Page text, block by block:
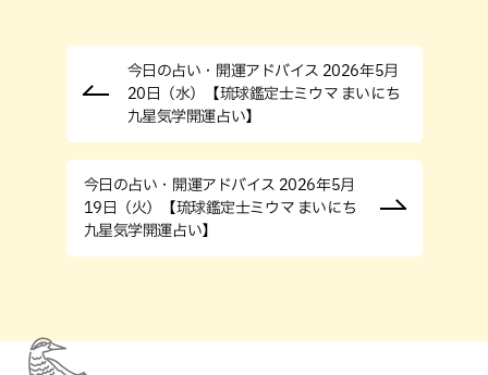
今日の占い・開運アドバイス 2026年5月
20日（水）【琉球鑑定士ミウマ まいにち
九星気学開運占い】
今日の占い・開運アドバイス 2026年5月
19日（火）【琉球鑑定士ミウマ まいにち
九星気学開運占い】